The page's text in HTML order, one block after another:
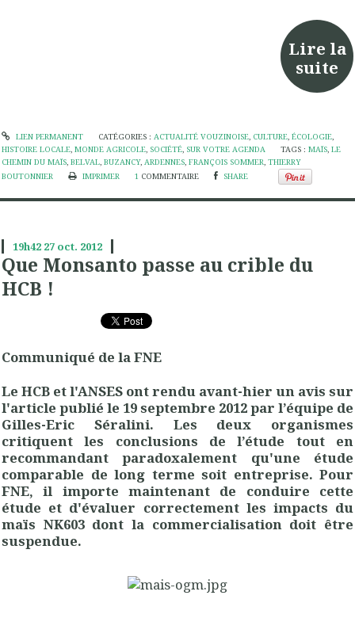
Lire la
suite
LIEN PERMANENT CATÉGORIES : ACTUALITÉ VOUZINOISE, CULTURE, ÉCOLOGIE,
HISTOIRE LOCALE, MONDE AGRICOLE, SOCIÉTÉ, SUR VOTRE AGENDA TAGS :MAÏS,LE
CHEMIN DU MAÏS, BELVAL, BUZANCY, ARDENNES, FRANÇOIS SOMMER, THIERRY
BOUTONNIER
IMPRIMER 1 COMMENTAIRE SHARE
19h42 27 oct. 2012
Que Monsanto passe au crible du
HCB !
Communiqué de la FNE
Le HCB et l'ANSES ont rendu avant-hier un avis sur
l'article publié le 19 septembre 2012 par l’équipe de
Gilles-Eric Séralini. Les deux organismes
critiquent les conclusions de l’étude tout en
recommandant paradoxalement qu'une étude
comparable de long terme soit entreprise. Pour
FNE, il importe maintenant de conduire cette
étude et d'évaluer correctement les impacts du
maïs NK603 dont la commercialisation doit être
suspendue.